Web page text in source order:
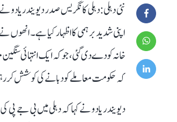
نئی دہلی: دہلی کانگریس صدر دیویندر یادو
اپنی شدید برہمی کا اظہار کیا ہے۔
خانہ کو دے دی گئی، جو کہ ایک انتہائی
کہ حکومت معاملے کو دبانے کی کوشش کر
دیویندر یادو نے کہا کہ دہلی میں بی جے